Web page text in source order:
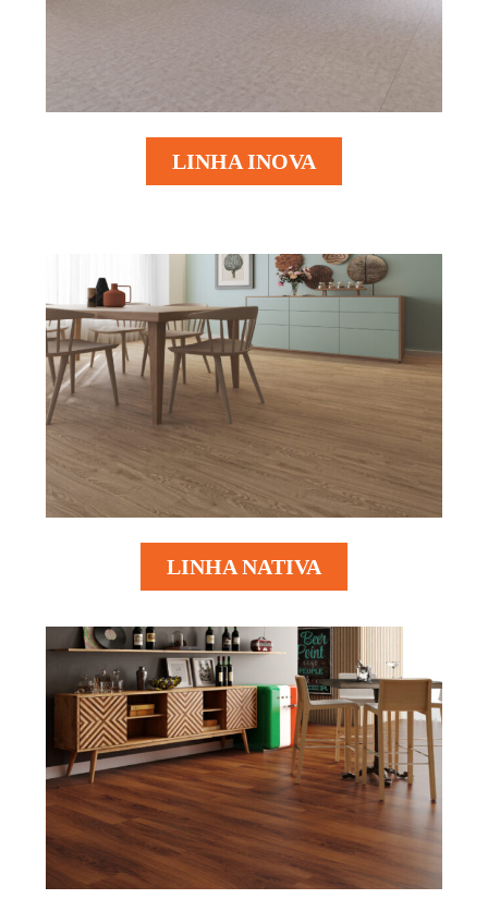
LINHA INOVA
LINHA NATIVA